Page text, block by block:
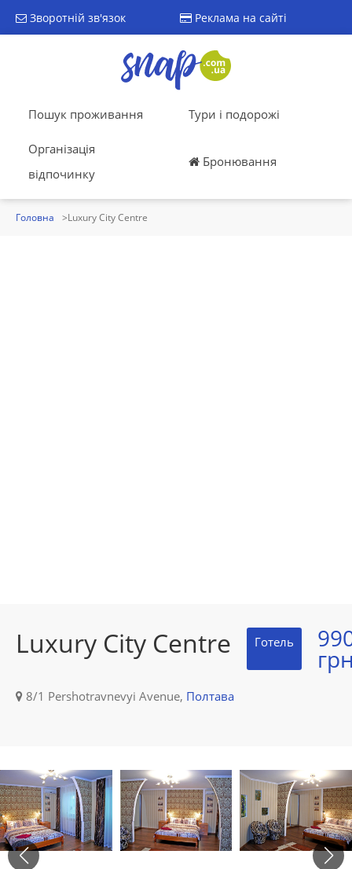
Зворотній зв'язок Реклама на сайті
Пошук проживання Тури і подорожі
Організація
відпочинку
Бронювання
Головна Luxury City Centre
Luxury City Centre Готель
8/1 Pershotravnevyi Avenue, Полтава